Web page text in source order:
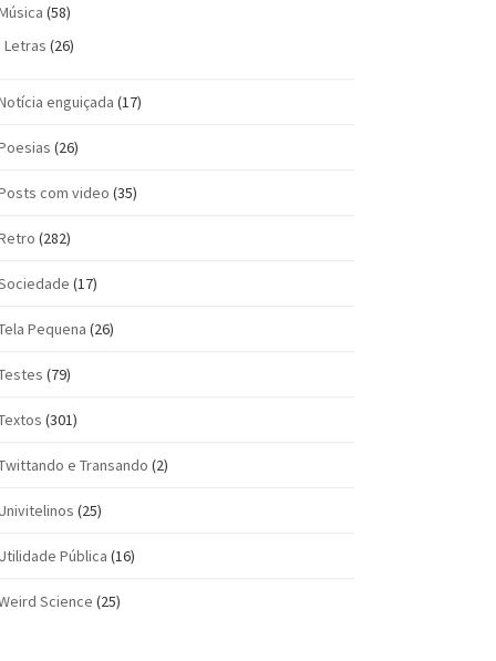
(58)
Letras (26)
enguiçada (17)
(26)
com vi­deo (35)
(282)
(17)
Pequena (26)
(79)
(301)
e Transando (2)
(25)
Pública (16)
Science (25)